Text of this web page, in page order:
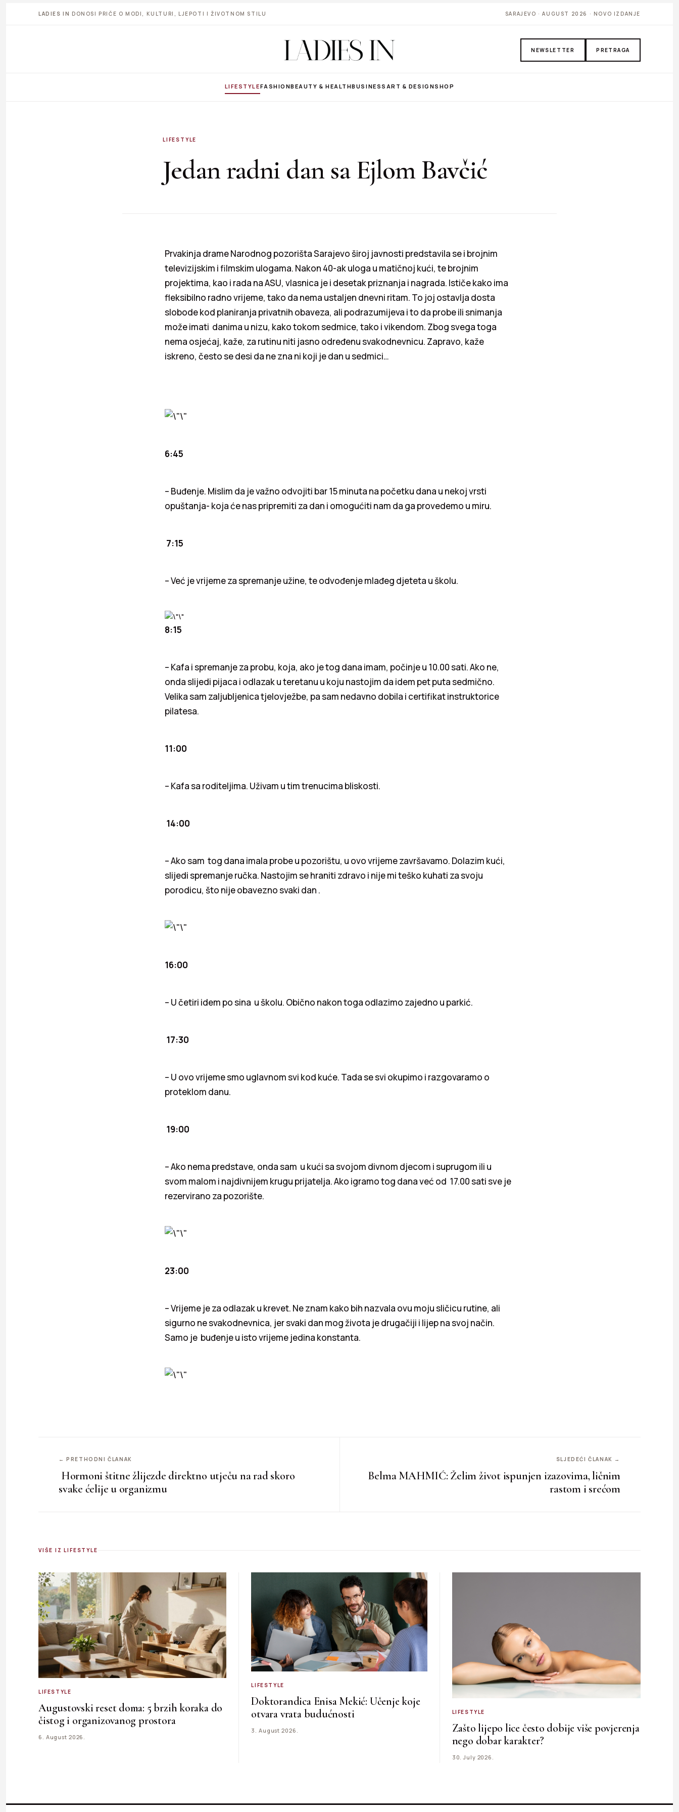
LADIES IN DONOSI PRIČE O MODI, KULTURI, LJEPOTI I ŽIVOTNOM STILU SARAJEVO · AUGUST 2026 · NOVO IZDANJE
NEWSLETTER PRETRAGA
LIFESTYLEFASHIONBEAUTY & HEALTHBUSINESS ART & DESIGNSHOP
LIFESTYLE
Jedan radni dan sa Ejlom Bavčić
Prvakinja drame Narodnog pozorišta Sarajevo široj javnosti predstavila se i brojnim
televizijskim i filmskim ulogama. Nakon 40-ak uloga u matičnoj kući, te brojnim
projektima, kao i rada na ASU, vlasnica je i desetak priznanja i nagrada. Ističe kako ima
fleksibilno radno vrijeme, tako da nema ustaljen dnevni ritam. To joj ostavlja dosta
slobode kod planiranja privatnih obaveza, ali podrazumijeva i to da probe ili snimanja
može imati danima u nizu, kako tokom sedmice, tako i vikendom. Zbog svega toga
nema osjećaj, kaže, za rutinu niti jasno određenu svakodnevnicu. Zapravo, kaže
iskreno, često se desi da ne zna ni koji je dan u sedmici…
6:45
– Buđenje. Mislim da je važno odvojiti bar 15 minuta na početku dana u nekoj vrsti
opuštanja- koja će nas pripremiti za dan i omogućiti nam da ga provedemo u miru.
7:15
– Već je vrijeme za spremanje užine, te odvođenje mlađeg djeteta u školu.
8:15
– Kafa i spremanje za probu, koja, ako je tog dana imam, počinje u 10.00 sati. Ako ne,
onda slijedi pijaca i odlazak u teretanu u koju nastojim da idem pet puta sedmično.
Velika sam zaljubljenica tjelovježbe, pa sam nedavno dobila i certifikat instruktorice
pilatesa.
11:00
– Kafa sa roditeljima. Uživam u tim trenucima bliskosti.
14:00
– Ako sam tog dana imala probe u pozorištu, u ovo vrijeme završavamo. Dolazim kući,
slijedi spremanje ručka. Nastojim se hraniti zdravo i nije mi teško kuhati za svoju
porodicu, što nije obavezno svaki dan .
16:00
– U četiri idem po sina u školu. Obično nakon toga odlazimo zajedno u parkić.
17:30
– U ovo vrijeme smo uglavnom svi kod kuće. Tada se svi okupimo i razgovaramo o
proteklom danu.
19:00
– Ako nema predstave, onda sam u kući sa svojom divnom djecom i suprugom ili u
svom malom i najdivnijem krugu prijatelja. Ako igramo tog dana već od 17.00 sati sve je
rezervirano za pozorište.
23:00
– Vrijeme je za odlazak u krevet. Ne znam kako bih nazvala ovu moju sličicu rutine, ali
sigurno ne svakodnevnica, jer svaki dan mog života je drugačiji i lijep na svoj način.
Samo je buđenje u isto vrijeme jedina konstanta.
← PRETHODNI ČLANAK
Hormoni štitne žlijezde direktno utječu na rad skoro
svake ćelije u organizmu
SLJEDEĆI ČLANAK →
Belma MAHMIĆ: Želim život ispunjen izazovima, ličnim
rastom i srećom
VIŠE IZ LIFESTYLE
LIFESTYLE
Augustovski reset doma: 5 brzih koraka do
čistog i organizovanog prostora
6. August 2026.
LIFESTYLE
Doktorandica Enisa Mekić: Učenje koje
otvara vrata budućnosti
3. August 2026.
LIFESTYLE
Zašto lijepo lice često dobije više povjerenja
nego dobar karakter?
30. July 2026.